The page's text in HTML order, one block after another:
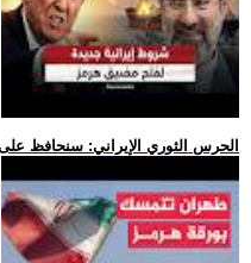
.. الحرس الثوري الإيراني: سنحافظ